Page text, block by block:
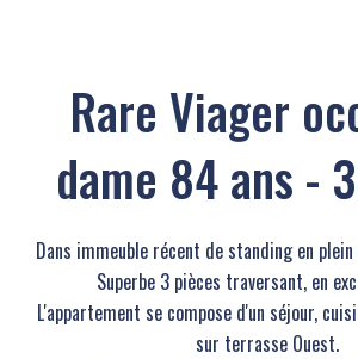
Rare Viager
dame 84 ans -
Dans immeuble récent de standing en
Superbe 3 pièces traversant, en
L'appartement se compose d'un séjour,
sur terrasse Ouest.